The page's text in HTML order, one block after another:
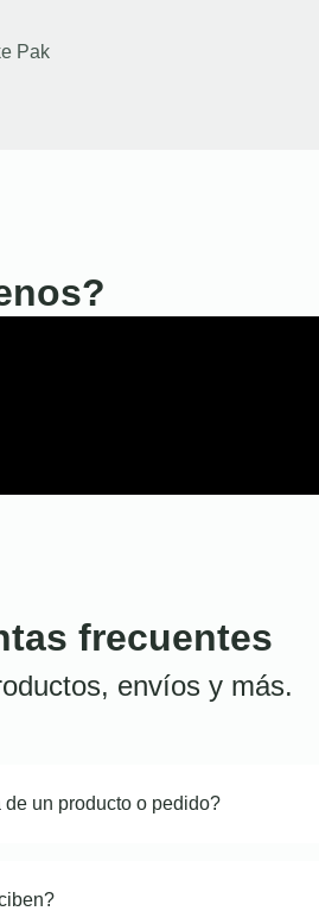
Pak
frecuentes
envíos y más.
un producto o pedido?